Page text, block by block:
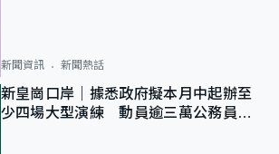
新聞資訊 新聞熱話
新皇崗口岸｜據悉政府擬本月中起辦至
少四場大型演練 動員逾三萬公務員人